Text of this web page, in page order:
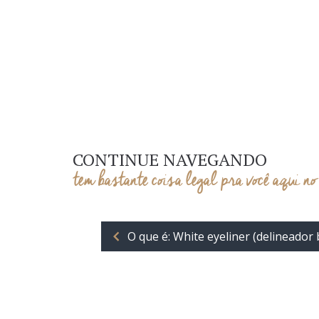
CONTINUE NAVEGANDO
tem bastante coisa legal pra você aqui
O que é: White eyeliner (delineador